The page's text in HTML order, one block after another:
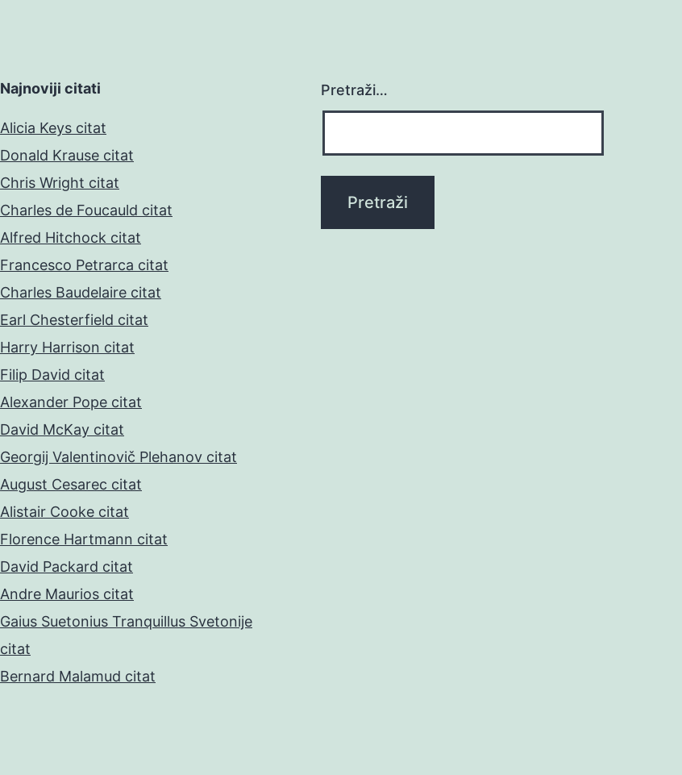
Najnoviji citati
Alicia Keys citat
Donald Krause citat
Chris Wright citat
Charles de Foucauld citat
Alfred Hitchock citat
Francesco Petrarca citat
Charles Baudelaire citat
Earl Chesterfield citat
Harry Harrison citat
Filip David citat
Alexander Pope citat
David McKay citat
Georgij Valentinovič Plehanov citat
August Cesarec citat
Alistair Cooke citat
Florence Hartmann citat
David Packard citat
Andre Maurios citat
Gaius Suetonius Tranquillus Svetonije
citat
Bernard Malamud citat
Pretraži…